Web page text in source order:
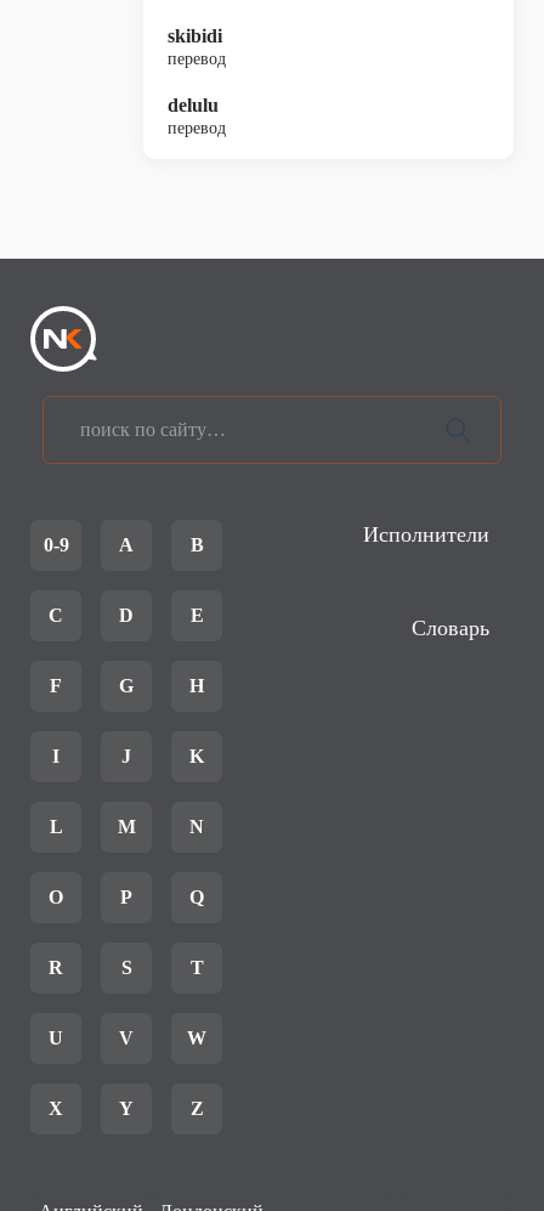
skibidi
перевод
delulu
перевод
0-9 A B
C D E
F G H
I J K
L M N
O P Q
R S T
U V W
X Y Z
Исполнители
Словарь